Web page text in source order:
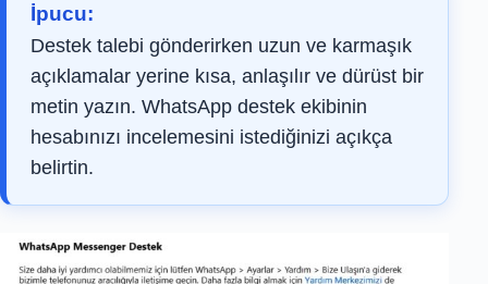
İpucu:
Destek talebi gönderirken uzun ve karmaşık
açıklamalar yerine kısa, anlaşılır ve dürüst bir
metin yazın. WhatsApp destek ekibinin
hesabınızı incelemesini istediğinizi açıkça
belirtin.